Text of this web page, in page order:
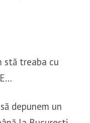
stă treaba cu
depunem un